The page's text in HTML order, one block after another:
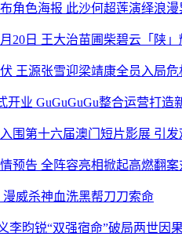
角色海报 此沙何超莲演绎浪
20日 王大治苗圃柴碧云「陕
王源张雪迎梁靖康全员入局
开业 GuGuGuGu整合运营打造
围第十六届澳门短片影展 引
预告 全阵容亮相掀起高燃翻案
漫威杀神血洗黑帮刀刀索命
李昀锐“双强宿命”破局两世因